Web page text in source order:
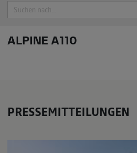
Suche
ALPINE A110
PRESSEMITTEILUNGEN